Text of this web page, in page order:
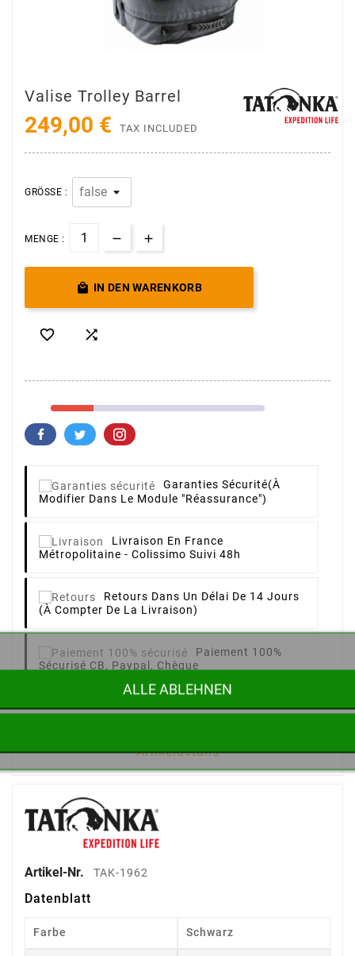
Valise Trolley Barrel
249,00 € TAX INCLUDED
GRÖSSE :
MENGE :
 IN DEN WARENKORB
 
Garanties Sécurité(à
Modifier Dans Le Module "Réassurance")
Livraison En France
Métropolitaine - Colissimo Suivi 48h
Retours Dans Un Délai De 14 Jours
(à Compter De La Livraison)
Paiement 100%
Sécurisé CB, Paypal, Chèque
Artikeldetails
Artikel-Nr. TAK-1962
Datenblatt
Farbe Schwarz
ALLE ABLEHNEN